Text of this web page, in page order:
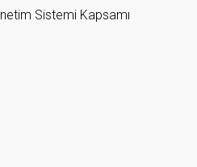
Sistemi Kapsamı